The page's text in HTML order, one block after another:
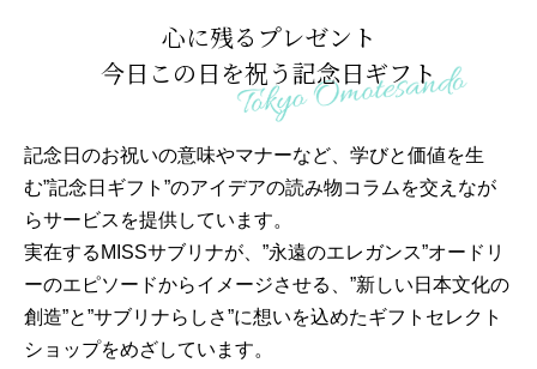
心に残るプレゼント
今日この日を祝う記念日ギフト
記念日のお祝いの意味やマナーなど、学びと価値を生
む”記念日ギフト”のアイデアの読み物コラムを交えなが
らサービスを提供しています。
実在するMISSサブリナが、”永遠のエレガンス”オードリ
ーのエピソードからイメージさせる、”新しい日本文化の
創造”と”サブリナらしさ”に想いを込めたギフトセレクト
ショップをめざしています。